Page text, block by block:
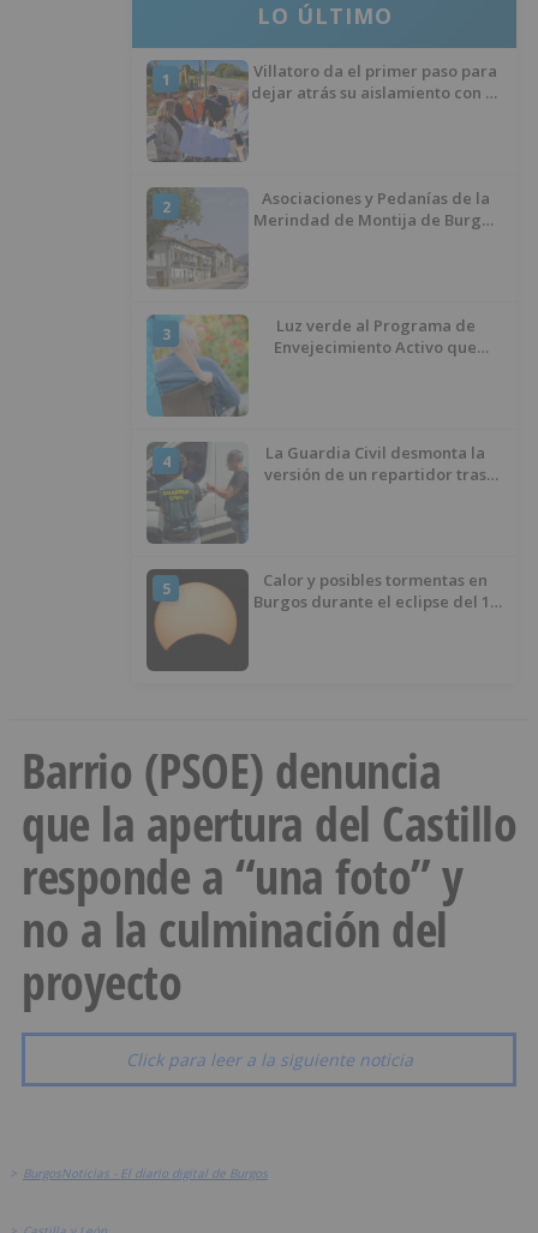
LO ÚLTIMO
1
Villatoro da el primer paso para
dejar atrás su aislamiento con el
2
Asociaciones y Pedanías de la
Merindad de Montija de Burgos
3
Luz verde al Programa de
Envejecimiento Activo que
4
La Guardia Civil desmonta la
versión de un repartidor tras
5
Calor y posibles tormentas en
Burgos durante el eclipse del 12
Barrio (PSOE) denuncia
que la apertura del Castillo
responde a “una foto” y
no a la culminación del
proyecto
Click para leer a la siguiente noticia
> BurgosNoticias - El diario digital de Burgos